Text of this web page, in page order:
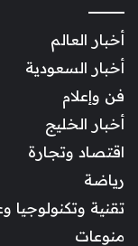
أخبار العالم
أخبار السعودية
فن وإعلام
أخبار الخليج
اقتصاد وتجارة
رياضة
تقنية وتكنولوجيا
منوعات